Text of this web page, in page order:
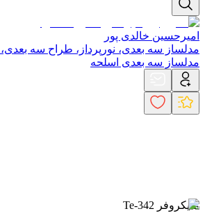
امیرحسین خالدی پور
مدلساز سه بعدی، نورپرداز، طراح سه
مدلساز سه بعدی اسلحه
مایکروفر Te-342